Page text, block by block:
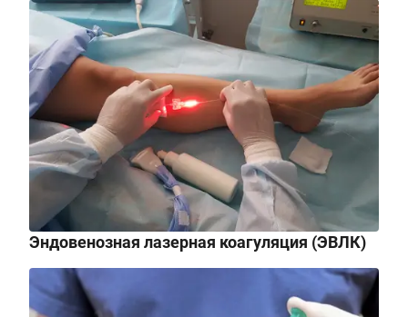
Эндовенозная лазерная коагуляция (ЭВЛК)